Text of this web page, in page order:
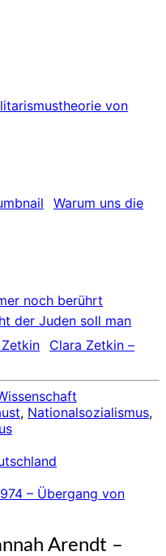
von
Warum uns die
noch berührt
der Juden soll man
Clara Zetkin –
, Nationalsozialismus,
– Übergang von
Arendt –